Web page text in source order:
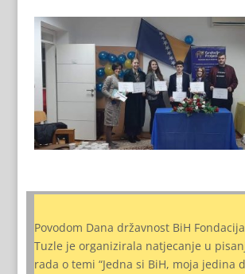
Povodom Dana državnost BiH Fondacija
Tuzle je organizirala natjecanje u
rada o temi “Jedna si BiH, moja jedina